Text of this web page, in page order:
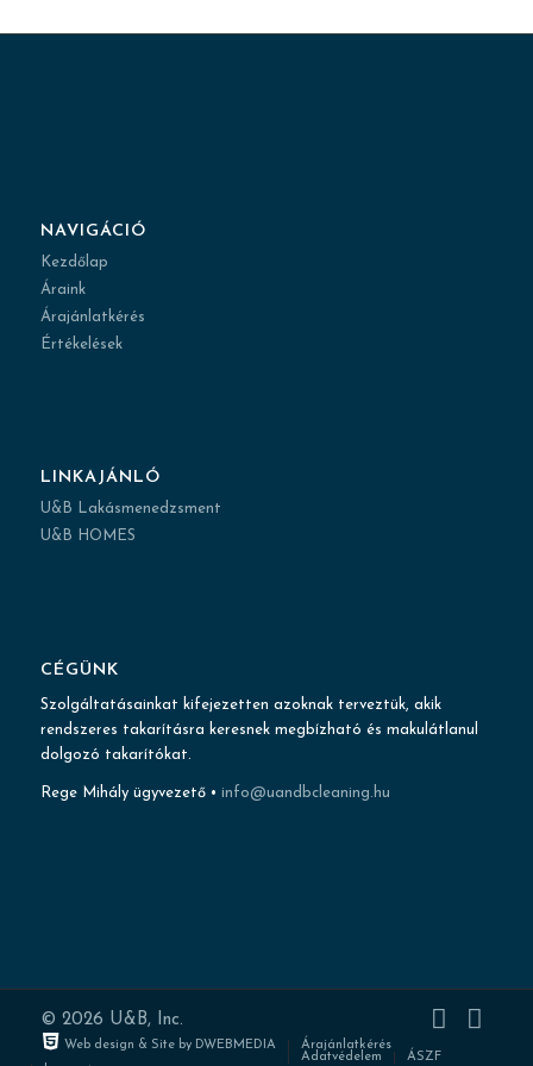
NAVIGÁCIÓ
Kezdőlap
Áraink
Árajánlatkérés
Értékelések
LINKAJÁNLÓ
U&B Lakásmenedzsment
U&B HOMES
CÉGÜNK
Szolgáltatásainkat kifejezetten azoknak terveztük, akik
rendszeres takarításra keresnek megbízható és makulátlanul
dolgozó takarítókat.
Rege Mihály ügyvezető • info@uandbcleaning.hu
© 2026 U&B, Inc.
Web design & Site by DWEBMEDIA
Árajánlatkérés
Adatvédelem
ÁSZF